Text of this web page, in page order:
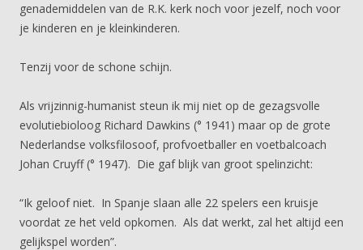
genademiddelen van de R.K. kerk noch voor jezelf, noch voor
je kinderen en je kleinkinderen.
Tenzij voor de schone schijn.
Als vrijzinnig-humanist steun ik mij niet op de gezagsvolle
evolutiebioloog Richard Dawkins (° 1941) maar op de grote
Nederlandse volksfilosoof, profvoetballer en voetbalcoach
Johan Cruyff (° 1947). Die gaf blijk van groot spelinzicht:
“Ik geloof niet. In Spanje slaan alle 22 spelers een kruisje
voordat ze het veld opkomen. Als dat werkt, zal het altijd een
gelijkspel worden”.